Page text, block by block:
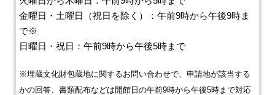
金曜日・土曜日（祝日を除く）：午前9時から午後9時ま
で※
日曜日・祝日：午前9時から午後5時まで
※埋蔵文化財包蔵地に関するお問い合わせで、申請地が該当する
かの回答、書類配布などは開館日の午前9時から午後5時まで対応